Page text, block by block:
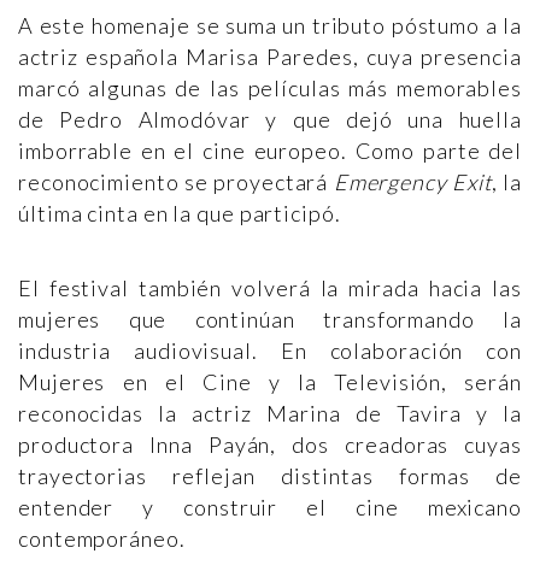
A este homenaje se suma un tributo póstumo a la
actriz española Marisa Paredes, cuya presencia
marcó algunas de las películas más memorables
de Pedro Almodóvar y que dejó una huella
imborrable en el cine europeo. Como parte del
reconocimiento se proyectará Emergency Exit, la
última cinta en la que participó.
El festival también volverá la mirada hacia las
mujeres que continúan transformando la
industria audiovisual. En colaboración con
Mujeres en el Cine y la Televisión, serán
reconocidas la actriz Marina de Tavira y la
productora Inna Payán, dos creadoras cuyas
trayectorias reflejan distintas formas de
entender y construir el cine mexicano
contemporáneo.